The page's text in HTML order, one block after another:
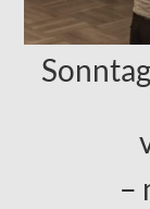
–